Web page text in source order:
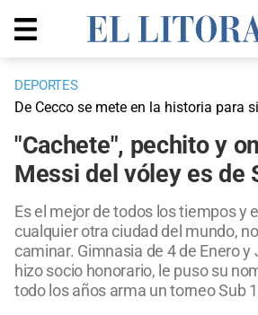
DEPORTES
De Cecco se mete en la historia para
"Cachete", pechito y
Messi del vóley es de
Es el mejor de todos los tiempos y
cualquier otra ciudad del mundo,
caminar. Gimnasia de 4 de Enero y
hizo socio honorario, le puso su
todo los años arma un torneo Sub